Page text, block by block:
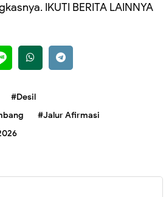
IKUTI BERITA LAINNYA
#Desil
#Jalur Afirmasi